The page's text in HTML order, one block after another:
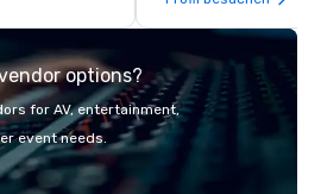
commitment to
smart, reliable
make the end-user
seamless from start to
options?
for AV, entertainment,
event needs.